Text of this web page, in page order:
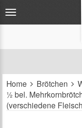
Home Brötchen
½ bel.
(verschiedene